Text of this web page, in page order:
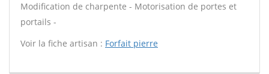
Modification de charpente - Motorisation de portes et
portails -
Voir la fiche artisan : Forfait pierre